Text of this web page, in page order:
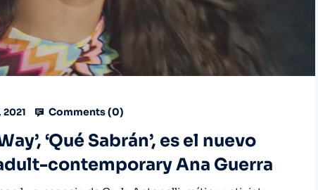
2021 Comments (0)
‘Qué Sabrán’, es el nuevo
contemporary Ana Guerra